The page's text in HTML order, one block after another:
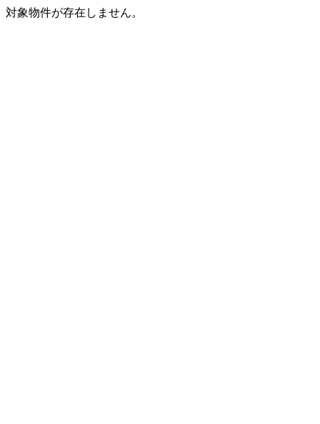
対象物件が存在しません。